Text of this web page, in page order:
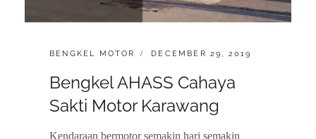
CATEGORIES:
BENGKEL MOTOR
POSTED
DECEMBER 29, 2019
Bengkel AHASS Cahaya
Sakti Motor Karawang
Kendaraan bermotor semakin hari semakin